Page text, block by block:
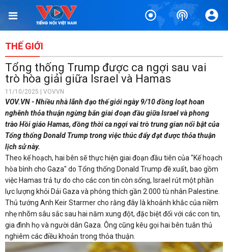
THẾ GIỚI
Tổng thống Trump được ca ngợi sau vai
trò hòa giải giữa Israel và Hamas
11/10/2025 | VOVVN
VOV.VN - Nhiều nhà lãnh đạo thế giới ngày 9/10 đồng loạt hoan
nghênh thỏa thuận ngừng bắn giai đoạn đầu giữa Israel và phong
trào Hồi giáo Hamas, đồng thời ca ngợi vai trò trung gian nổi bật của
Tổng thống Donald Trump trong việc thúc đẩy đạt được thỏa thuận
lịch sử này.
Theo kế hoạch, hai bên sẽ thực hiện giai đoạn đầu tiên của "Kế hoạch
hòa bình cho Gaza" do Tổng thống Donald Trump đề xuất, bao gồm
việc Hamas trả tự do cho các con tin còn sống, Israel rút một phần
lực lượng khỏi Dải Gaza và phóng thích gần 2.000 tù nhân Palestine.
Thủ tướng Anh Keir Starmer cho rằng đây là khoảnh khắc của niềm
nhẹ nhõm sâu sắc sau hai năm xung đột, đặc biệt đối với các con tin,
gia đình họ và người dân Gaza. Ông cũng kêu gọi hai bên tuân thủ
nghiêm các điều khoản trong thỏa thuận.